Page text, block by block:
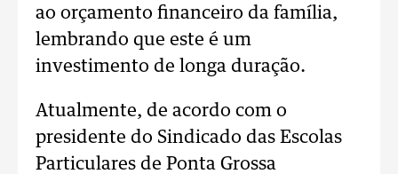
ao orçamento financeiro da família,
lembrando que este é um
investimento de longa duração.
Atualmente, de acordo com o
presidente do Sindicado das Escolas
Particulares de Ponta Grossa